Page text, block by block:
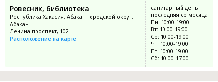
Ровесник, библиотека
Республика Хакасия, Абакан городской округ,
Абакан
Ленина проспект, 102
Расположение на карте
санитарный день:
последняя ср месяца
Пн: 10:00-19:00
Вт: 10:00-19:00
Ср: 10:00-19:00
Чт: 10:00-19:00
Пт: 10:00-19:00
Сб: 10:00-17:00